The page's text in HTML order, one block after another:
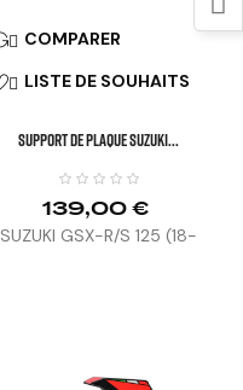
 COMPARER
 LISTE DE SOUHAITS
SUPPORT DE PLAQUE SUZUKI...
139,00 €
SUZUKI GSX-R/S 125 (18-